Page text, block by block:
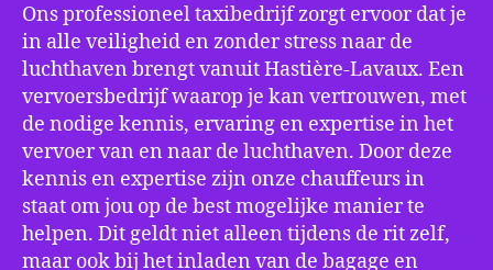
Ons professioneel taxibedrijf zorgt ervoor dat je
in alle veiligheid en zonder stress naar de
luchthaven brengt vanuit Hastière-Lavaux. Een
vervoersbedrijf waarop je kan vertrouwen, met
de nodige kennis, ervaring en expertise in het
vervoer van en naar de luchthaven. Door deze
kennis en expertise zijn onze chauffeurs in
staat om jou op de best mogelijke manier te
helpen. Dit geldt niet alleen tijdens de rit zelf,
maar ook bij het inladen van de bagage en